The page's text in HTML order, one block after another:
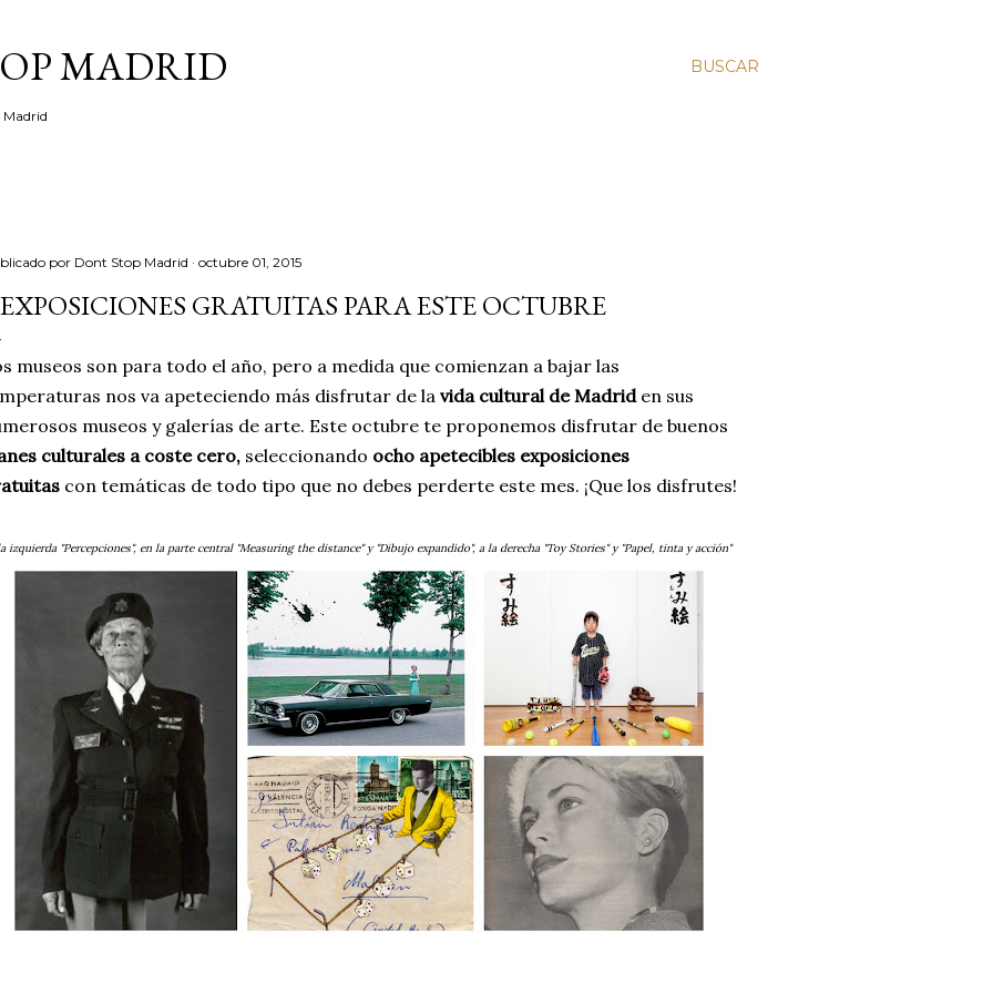
BUSCAR
MADRID
Madrid
por Dont Stop Madrid octubre 01, 2015
GRATUITAS PARA ESTE OCTUBRE
museos son para todo el año, pero a medida que comienzan a bajar las
nos va apeteciendo más disfrutar de la vida cultural de Madrid en sus
museos y galerías de arte. Este octubre te proponemos disfrutar de buenos
culturales a coste cero, seleccionando ocho apetecibles exposiciones
con temáticas de todo tipo que no debes perderte este mes. ¡Que los disfrutes!
izquierda "Percepciones", en la parte central "Measuring the distance" y "Dibujo expandido", a la derecha "Toy Stories" y "Papel, tinta y acción"